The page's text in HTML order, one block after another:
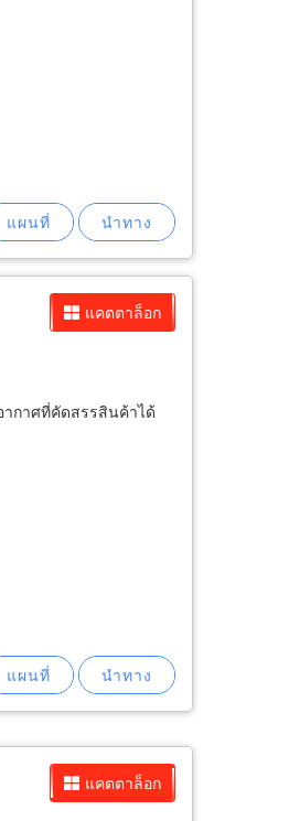
แคตตาล็อก
ากาศที่คัดสรรสินค้าได้
แคตตาล็อก